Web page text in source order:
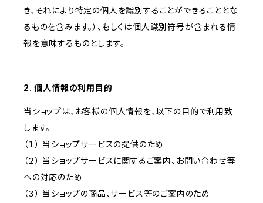
き、それにより特定の個人を識別することができることとな
るものを含みます。）、もしくは個人識別符号が含まれる情
報を意味するものとします。
2. 個人情報の利用目的
当ショップは、お客様の個人情報を、以下の目的で利用致
します。
（１） 当ショップサービスの提供のため
（２） 当ショップサービスに関するご案内、お問い合わせ等
への対応のため
（３） 当ショップの商品、サービス等のご案内のため